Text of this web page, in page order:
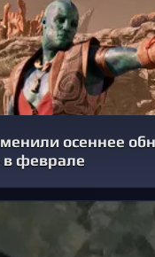
осеннее
феврале